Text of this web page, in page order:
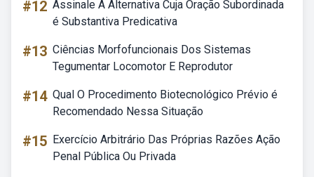
#12 Assinale A Alternativa Cuja Oração Subordinada
é Substantiva Predicativa
#13 Ciências Morfofuncionais Dos Sistemas
Tegumentar Locomotor E Reprodutor
#14 Qual O Procedimento Biotecnológico Prévio é
Recomendado Nessa Situação
#15 Exercício Arbitrário Das Próprias Razões Ação
Penal Pública Ou Privada